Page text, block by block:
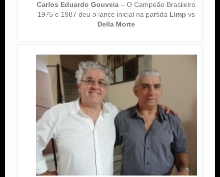
Carlos Eduardo Gouveia – O Campeão Brasileiro
1975 e 1987 deu o lance inicial na partida Limp vs
Della Morte